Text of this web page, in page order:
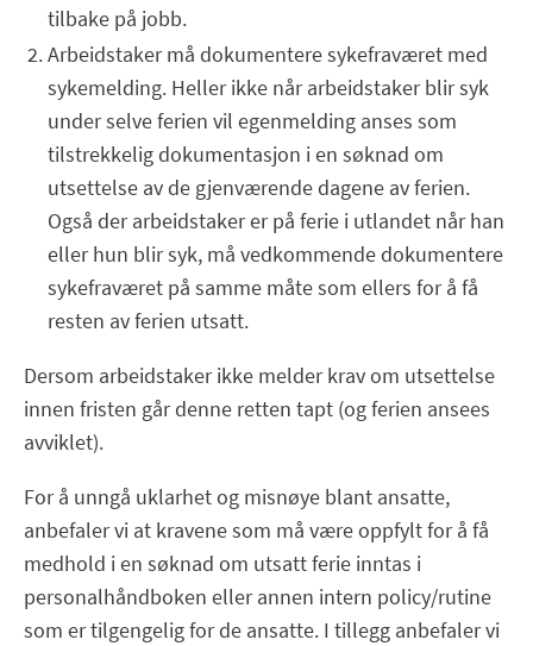
tilbake på jobb.
Arbeidstaker må dokumentere sykefraværet med
sykemelding. Heller ikke når arbeidstaker blir syk
under selve ferien vil egenmelding anses som
tilstrekkelig dokumentasjon i en søknad om
utsettelse av de gjenværende dagene av ferien.
Også der arbeidstaker er på ferie i utlandet når han
eller hun blir syk, må vedkommende dokumentere
sykefraværet på samme måte som ellers for å få
resten av ferien utsatt.
Dersom arbeidstaker ikke melder krav om utsettelse
innen fristen går denne retten tapt (og ferien ansees
avviklet).
For å unngå uklarhet og misnøye blant ansatte,
anbefaler vi at kravene som må være oppfylt for å få
medhold i en søknad om utsatt ferie inntas i
personalhåndboken eller annen intern policy/rutine
som er tilgengelig for de ansatte. I tillegg anbefaler vi